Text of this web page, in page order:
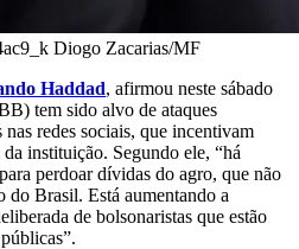
Diogo Zacarias/MF
Haddad, afirmou neste sábado
tem sido alvo de ataques
redes sociais, que incentivam
instituição. Segundo ele, “há
para perdoar dívidas do agro, que não
do Brasil. Está aumentando a
de bolsonaristas que estão